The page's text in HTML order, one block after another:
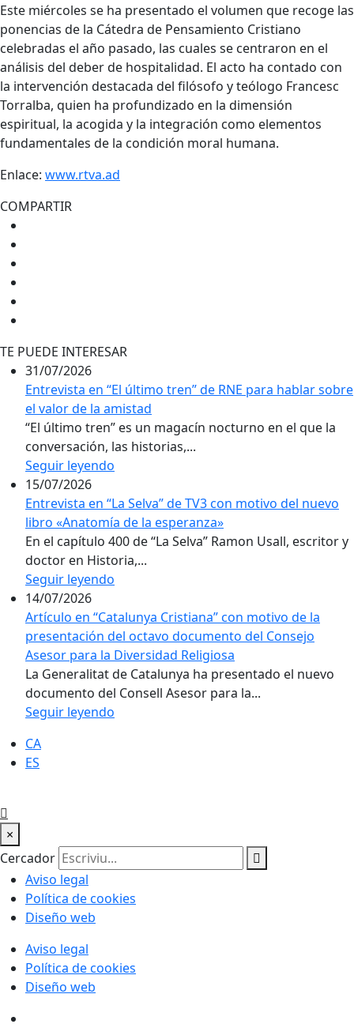
Este miércoles se ha presentado el volumen que recoge las
ponencias de la Cátedra de Pensamiento Cristiano
celebradas el año pasado, las cuales se centraron en el
análisis del deber de hospitalidad. El acto ha contado con
la intervención destacada del filósofo y teólogo Francesc
Torralba, quien ha profundizado en la dimensión
espiritual, la acogida y la integración como elementos
fundamentales de la condición moral humana.
Enlace: www.rtva.ad
COMPARTIR
TE PUEDE INTERESAR
31/07/2026
Entrevista en “El último tren” de RNE para hablar sobre
el valor de la amistad
“El último tren” es un magacín nocturno en el que la
conversación, las historias,...
Seguir leyendo
15/07/2026
Entrevista en “La Selva” de TV3 con motivo del nuevo
libro «Anatomía de la esperanza»
En el capítulo 400 de “La Selva” Ramon Usall, escritor y
doctor en Historia,...
Seguir leyendo
14/07/2026
Artículo en “Catalunya Cristiana” con motivo de la
presentación del octavo documento del Consejo
Asesor para la Diversidad Religiosa
La Generalitat de Catalunya ha presentado el nuevo
documento del Consell Asesor para la...
Seguir leyendo
CA
ES
×
Cercador
Aviso legal
Política de cookies
Diseño web
Aviso legal
Política de cookies
Diseño web